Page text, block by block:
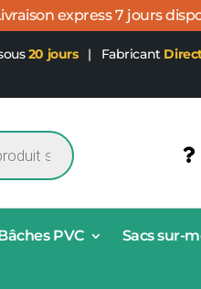
express 7 jours
20 jours | Fabricant
PVC Sacs sur-